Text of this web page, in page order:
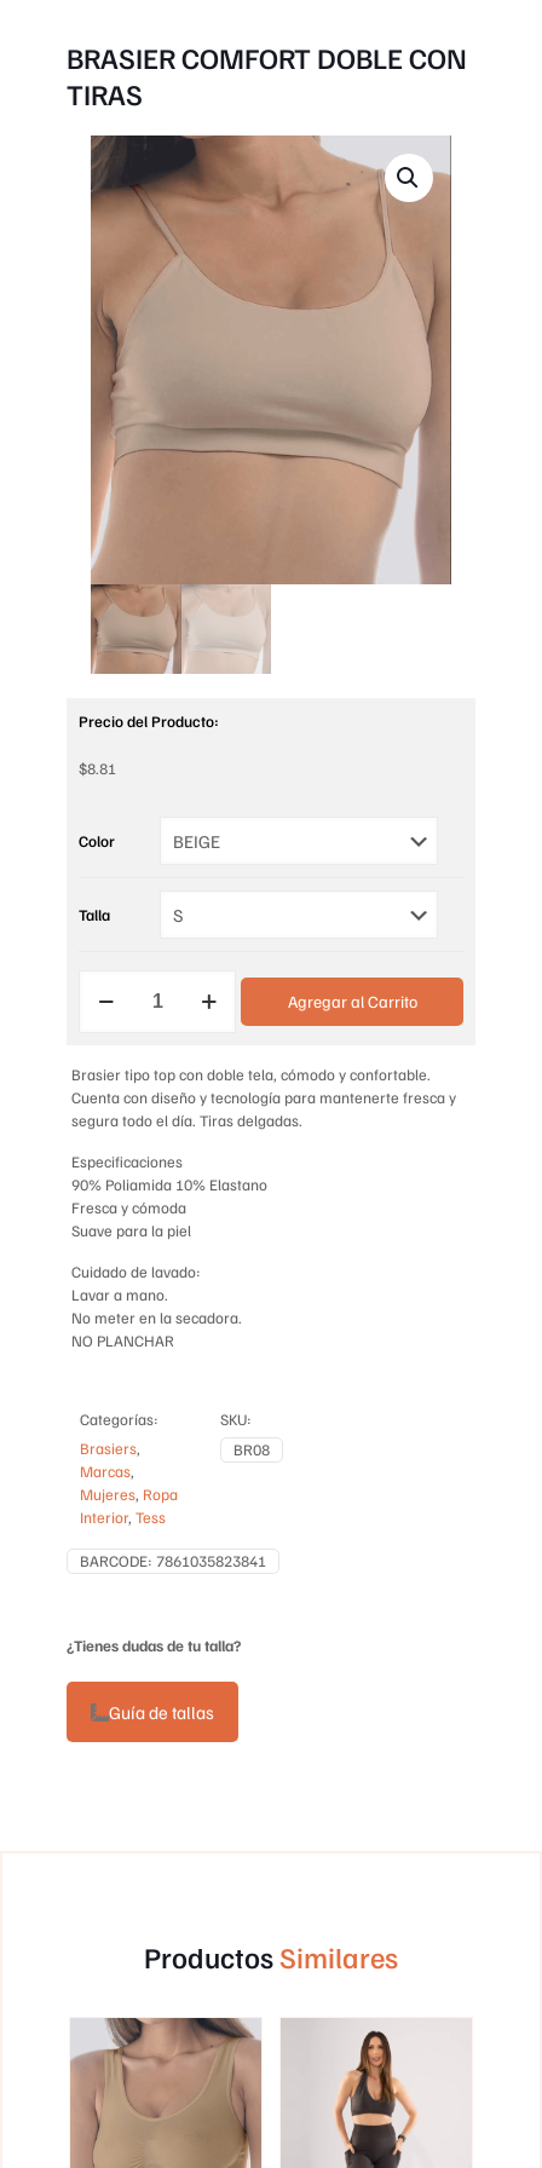
BRASIER COMFORT DOBLE CON
TIRAS
Precio del Producto:
$8.81
Color
Talla
COMFORT
TIRAS
cantidad
Agregar al Carrito
Brasier tipo top con doble tela, cómodo y confortable.
Cuenta con diseño y tecnología para mantenerte fresca y
segura todo el día. Tiras delgadas.
Especificaciones
90% Poliamida 10% Elastano
Fresca y cómoda
Suave para la piel
Cuidado de lavado:
Lavar a mano.
No meter en la secadora.
NO PLANCHAR
Categorías:
Brasiers,
Marcas,
Mujeres, Ropa
Interior,Tess
SKU:
BR08
BARCODE: 7861035823841
¿Tienes dudas de tu talla?
Guía de tallas
ProductosSimilares